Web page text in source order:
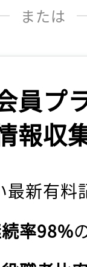
または
員プ
報収
最新有料
率98%